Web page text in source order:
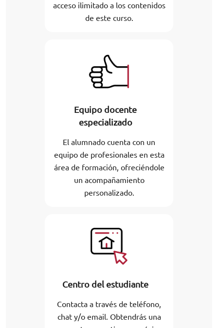
acceso ilimitado a los contenidos
de este curso.
Equipo docente
especializado
El alumnado cuenta con un
equipo de profesionales en esta
área de formación, ofreciéndole
un acompañamiento
personalizado.
Centro del estudiante
Contacta a través de teléfono,
chat y/o email. Obtendrás una